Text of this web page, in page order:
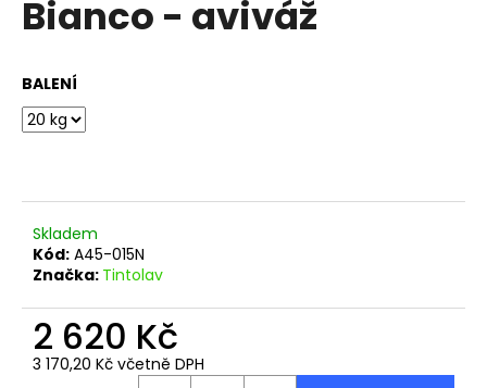
Bianco - aviváž
BALENÍ
Skladem
Kód: A45-015N
Značka: Tintolav
2 620 Kč
3 170,20 Kč včetně DPH
a
í
t
?
D
o